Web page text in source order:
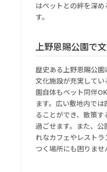
はペットとの絆を深
す。
上野恩賜公園で
歴史ある上野恩賜公
文化施設が充実して
園自体もペット同伴
ます。広い敷地内で
ることができ、散策
過ごせます。また、
れなカフェやレスト
つく場所にも困りませ